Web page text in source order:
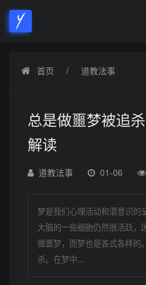
首页 道教法事
总是做噩梦被追
解读
道教法事 01-06
梦是我们心理活动和潜意识的
大脑的一些细胞仍然很活跃，
做噩梦，而梦也是各式各样的
杀。在梦中...